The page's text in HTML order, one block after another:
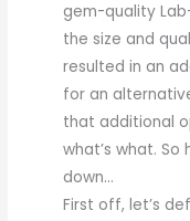
gem-quality
the size and
resulted in an
for an
that additional
what’s what.
down…
First off, let’s